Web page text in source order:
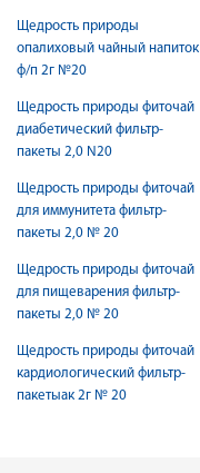
Щедрость природы
опалиховый чайный напиток
ф/п 2г №20
Щедрость природы фиточай
диабетический фильтр-
пакеты 2,0 N20
Щедрость природы фиточай
для иммунитета фильтр-
пакеты 2,0 № 20
Щедрость природы фиточай
для пищеварения фильтр-
пакеты 2,0 № 20
Щедрость природы фиточай
кардиологический фильтр-
пакетыак 2г № 20